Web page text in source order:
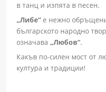
в танц и изпята в песен.
„Либе“ е нежно
българското народно
означава„Любов“.
Какъв по-силен мост от
култура и традиции!